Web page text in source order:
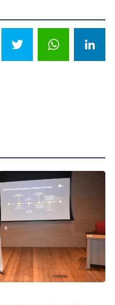
Facebook
Twitter